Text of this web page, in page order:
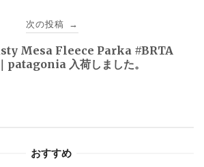
次の投稿 →
Mesa Fleece Parka #BRTA
patagonia 入荷しました。
おすすめ